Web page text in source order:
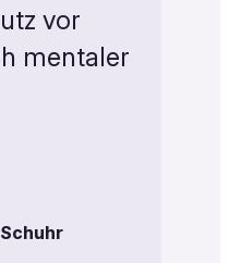
vor
mentaler